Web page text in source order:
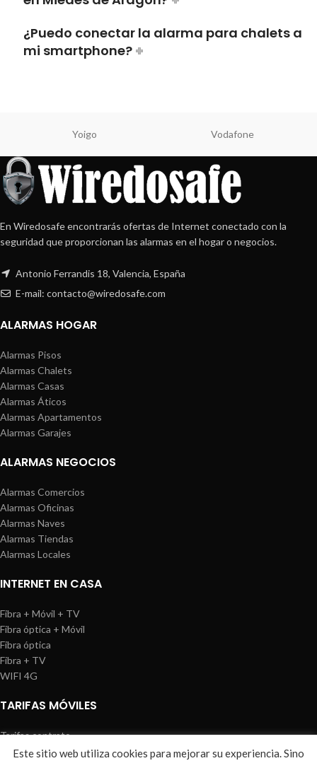
¿Puedo conectar la alarma para chalets a
mi smartphone?
Yoigo Vodafone
En Wiredosafe encontrarás ofertas de Internet conectado con la
seguridad que proporcionan las alarmas en el hogar o negocios.
Antonio Ferrandis 18, Valencia, España
E-mail: contacto@wiredosafe.com
ALARMAS HOGAR
Alarmas Pisos
Alarmas Chalets
Alarmas Casas
Alarmas Áticos
Alarmas Apartamentos
Alarmas Garajes
ALARMAS NEGOCIOS
Alarmas Comercios
Alarmas Oficinas
Alarmas Naves
Alarmas Tiendas
Alarmas Locales
INTERNET EN CASA
Fibra + Móvil + TV
Fibra óptica + Móvil
Fibra óptica
Fibra + TV
WIFI 4G
TARIFAS MÓVILES
Tarifas contrato
Tarifas prepago
Este sitio web utiliza cookies para mejorar su experiencia. Sino